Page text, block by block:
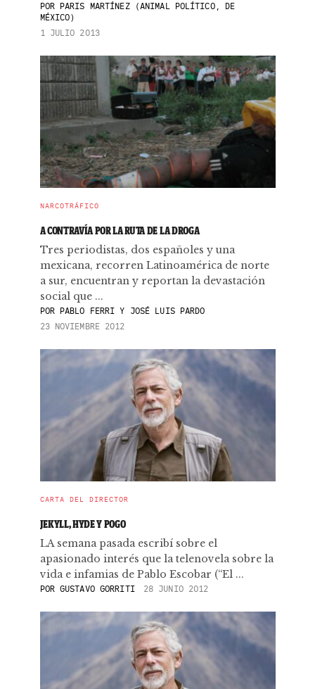
PORPARIS MARTÍNEZ (ANIMAL POLÍTICO, DE
MÉXICO)
1 JULIO 2013
NARCOTRÁFICO
A CONTRAVÍA POR LA RUTA DE LA DROGA
Tres periodistas, dos españoles y una
mexicana, recorren Latinoamérica de norte
a sur, encuentran y reportan la devastación
social que ...
PORPABLO FERRI Y JOSÉ LUIS PARDO
23 NOVIEMBRE 2012
CARTA DEL DIRECTOR
JEKYLL, HYDE Y POGO
LA semana pasada escribí sobre el
apasionado interés que la telenovela sobre la
vida e infamias de Pablo Escobar (“El ...
POR GUSTAVO GORRITI 28 JUNIO 2012